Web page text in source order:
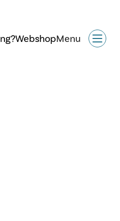
WebshopMenu
og arkitektur